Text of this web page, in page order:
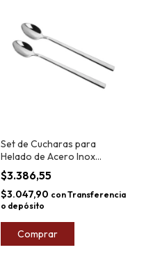
Set de Cucharas para
Helado de Acero Inox
Larhaus Viena 21,5cm x2
$3.386,55
$3.047,90 conTransferencia
o depósito